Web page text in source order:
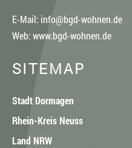
E-Mail: info@bgd-wohnen.de
Web:www.bgd-wohnen.de
SITEMAP
Stadt Dormagen
Rhein-Kreis Neuss
Land NRW